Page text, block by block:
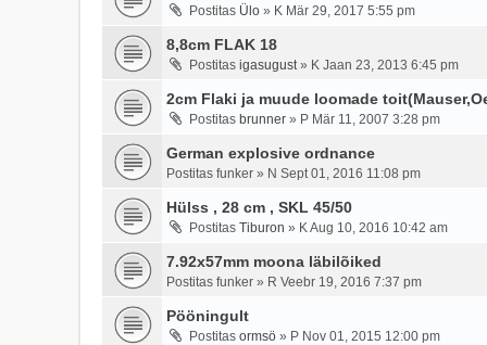
Postitas Ülo » K Mär 29, 2017 5:55 pm
8,8cm FLAK 18
Postitas igasugust» K Jaan 23, 2013 6:45 pm
2cm Flaki ja muude loomade
Postitas brunner » P Mär 11, 2007 3:28 pm
German explosive ordnance
Postitas funker » N Sept 01, 2016 11:08 pm
Hülss , 28 cm , SKL 45/50
Postitas Tiburon » K Aug 10, 2016 10:42 am
7.92x57mm moona läbilõiked
Postitas funker » R Veebr 19, 2016 7:37 pm
Pööningult
Postitas ormsö » P Nov 01, 2015 12:00 pm